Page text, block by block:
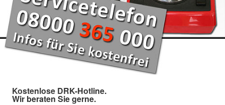
Kostenlose DRK-Hotline.
Wir beraten Sie gerne.